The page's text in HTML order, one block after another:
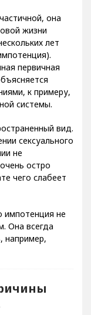
она
жизни
лет
первичная
к примеру,
системы.
вид.
сексуального
не
остро
чего слабеет
не
Она всегда
например,